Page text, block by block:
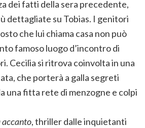
dei fatti della sera precedente,
dettagliate su Tobias. I genitori
che lui chiama casa non può
famoso luogo d’incontro di
Cecilia si ritrova coinvolta in una
che porterà a galla segreti
una fitta rete di menzogne e colpi
accanto, thriller dalle inquietanti